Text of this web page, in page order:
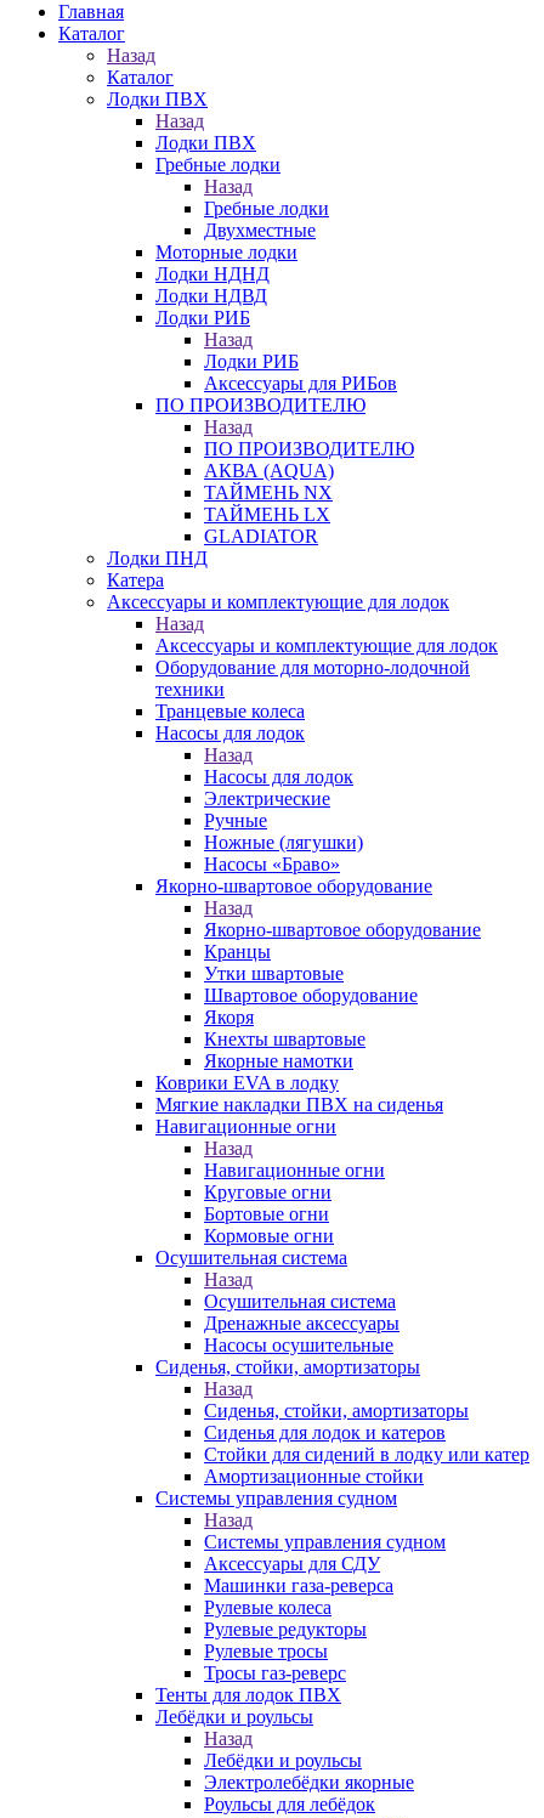
Главная
Каталог
Назад
Каталог
Лодки ПВХ
Назад
Лодки ПВХ
Гребные лодки
Назад
Гребные лодки
Двухместные
Моторные лодки
Лодки НДНД
Лодки НДВД
Лодки РИБ
Назад
Лодки РИБ
Аксессуары для РИБов
ПО ПРОИЗВОДИТЕЛЮ
Назад
ПО ПРОИЗВОДИТЕЛЮ
АКВА (AQUA)
ТАЙМЕНЬ NX
ТАЙМЕНЬ LX
GLADIATOR
Лодки ПНД
Катера
Аксессуары и комплектующие для лодок
Назад
Аксессуары и комплектующие для лодок
Оборудование для моторно-лодочной
техники
Транцевые колеса
Насосы для лодок
Назад
Насосы для лодок
Электрические
Ручные
Ножные (лягушки)
Насосы «Браво»
Якорно-швартовое оборудование
Назад
Якорно-швартовое оборудование
Кранцы
Утки швартовые
Швартовое оборудование
Якоря
Кнехты швартовые
Якорные намотки
Коврики EVA в лодку
Мягкие накладки ПВХ на сиденья
Навигационные огни
Назад
Навигационные огни
Круговые огни
Бортовые огни
Кормовые огни
Осушительная система
Назад
Осушительная система
Дренажные аксессуары
Насосы осушительные
Сиденья, стойки, амортизаторы
Назад
Сиденья, стойки, амортизаторы
Сиденья для лодок и катеров
Стойки для сидений в лодку или катер
Амортизационные стойки
Системы управления судном
Назад
Системы управления судном
Аксессуары для СДУ
Машинки газа-реверса
Рулевые колеса
Рулевые редукторы
Рулевые тросы
Тросы газ-реверс
Тенты для лодок ПВХ
Лебёдки и роульсы
Назад
Лебёдки и роульсы
Электролебёдки якорные
Роульсы для лебёдок